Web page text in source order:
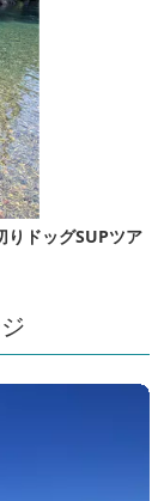
りドッグSUPツア